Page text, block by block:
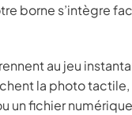
borne s’intègre
au jeu
la photo
un fichier